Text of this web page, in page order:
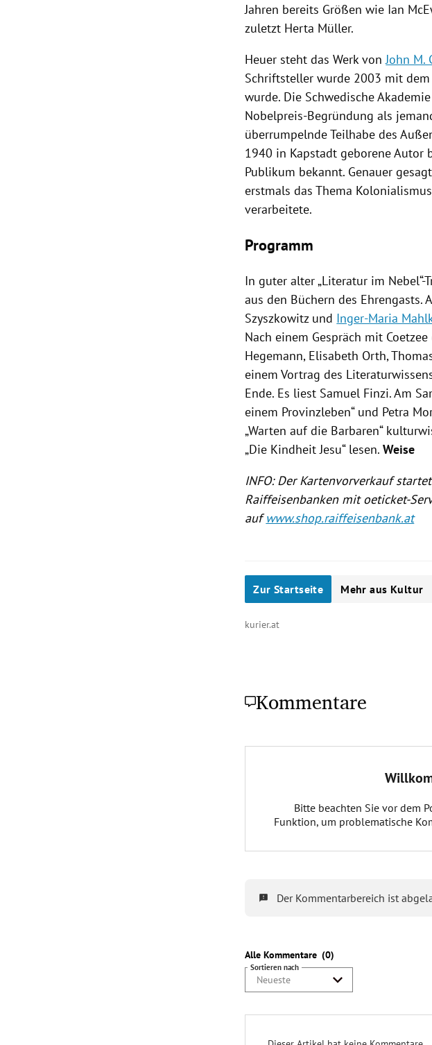
Jahren bereits Größen wie Ian
zuletzt Herta Müller.
Heuer steht das Werk vonJohn M.
Schriftsteller wurde 2003 mit
wurde. Die Schwedische
Nobelpreis-Begründung als
überrumpelnde Teilhabe des
1940 in Kapstadt geborene Autor
Publikum bekannt. Genauer
erstmals das Thema
verarbeitete.
Programm
In guter alter „Literatur im Nebel
aus den Büchern des Ehrengasts.
Szyszkowitzund Inger-Maria
Nach einem Gespräch mit Coetzee
Hegemann, Elisabeth Orth,
einem Vortrag des
Ende. Es liest Samuel Finzi. Am
einem Provinzleben“ und Petra
„Warten auf die Barbaren“
„Die Kindheit Jesu“ lesen.Weise
INFO: Der Kartenvorverkauf
Raiffeisenbanken mit oeticket-
aufwww.shop.raiffeisenbank.at
Zur Startseite Mehr aus Kultur
kurier.at
Kommentare